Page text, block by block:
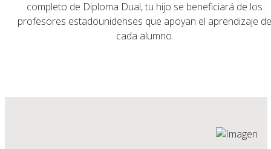
completo de Diploma Dual, tu hijo se beneficiará de los
profesores estadounidenses que apoyan el aprendizaje de
cada alumno.